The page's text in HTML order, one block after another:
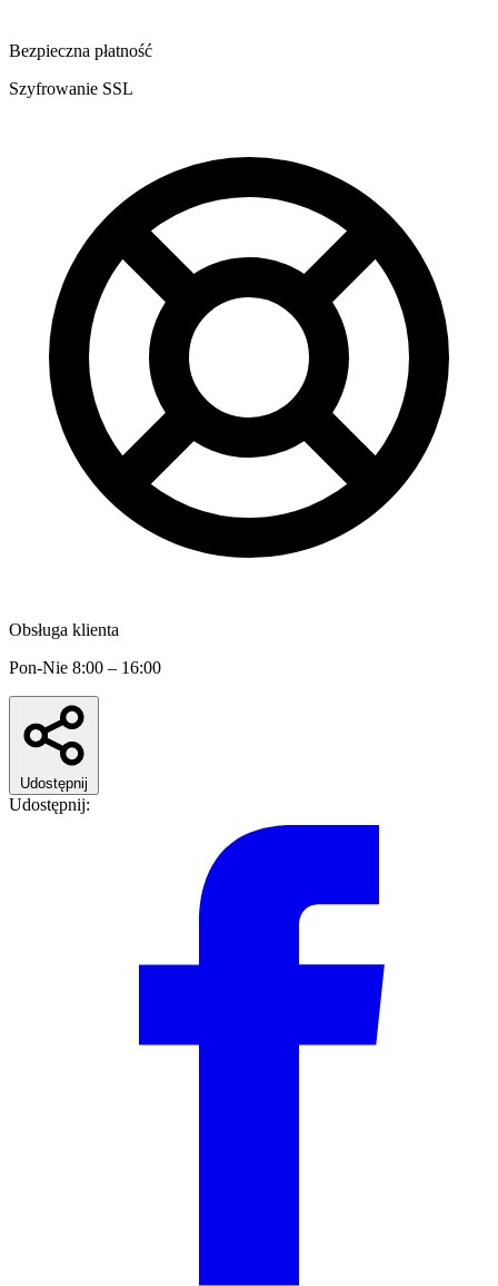
Bezpieczna płatność
Szyfrowanie SSL
Obsługa klienta
Pon-Nie 8:00 – 16:00
Udostępnij
Udostępnij: